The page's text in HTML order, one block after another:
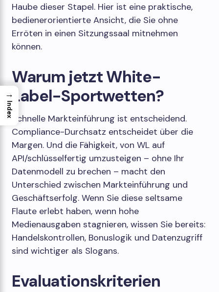
Haube dieser Stapel. Hier ist eine praktische,
bedienerorientierte Ansicht, die Sie ohne
Erröten in einen Sitzungssaal mitnehmen
können.
Warum jetzt White-
Label-Sportwetten?
Schnelle Markteinführung ist entscheidend.
Compliance-Durchsatz entscheidet über die
Margen. Und die Fähigkeit, von WL auf
API/schlüsselfertig umzusteigen – ohne Ihr
Datenmodell zu brechen – macht den
Unterschied zwischen Markteinführung und
Geschäftserfolg. Wenn Sie diese seltsame
Flaute erlebt haben, wenn hohe
Medienausgaben stagnieren, wissen Sie bereits:
Handelskontrollen, Bonuslogik und Datenzugriff
sind wichtiger als Slogans.
Evaluationskriterien
→
Index